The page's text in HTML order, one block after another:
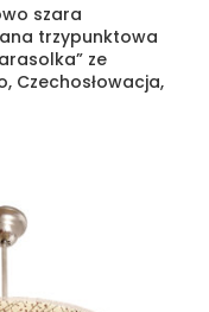
szara
trzypunktowa
ze
Czechosłowacja,